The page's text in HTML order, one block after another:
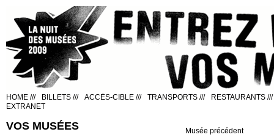
Musée précédent
HOME /// BILLETS /// ACCÈS-CIBLE /// TRANSPORTS /// RESTAURANTS ///
EXTRANET
VOS MUSÉES